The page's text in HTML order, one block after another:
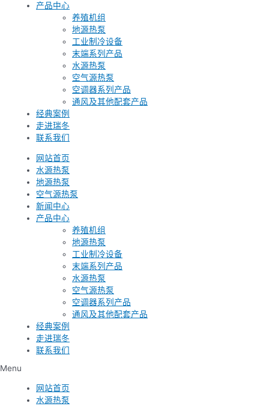
产品中心
养殖机组
地源热泵
工业制冷设备
末端系列产品
水源热泵
空气源热泵
空调器系列产品
通风及其他配套产品
经典案例
走进瑞冬
联系我们
网站首页
水源热泵
地源热泵
空气源热泵
新闻中心
产品中心
养殖机组
地源热泵
工业制冷设备
末端系列产品
水源热泵
空气源热泵
空调器系列产品
通风及其他配套产品
经典案例
走进瑞冬
联系我们
Menu
网站首页
水源热泵